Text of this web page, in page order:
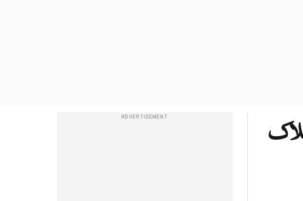
31 افراد ہلاک